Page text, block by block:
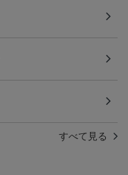
すべて見る